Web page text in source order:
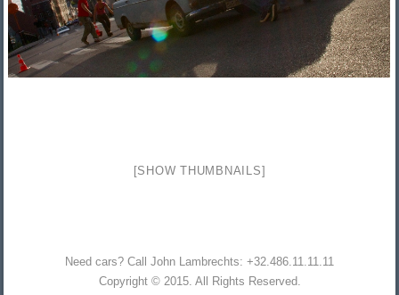
[SHOW THUMBNAILS]
Need cars? Call John Lambrechts: +32.486.11.11.11
Copyright © 2015. All Rights Reserved.